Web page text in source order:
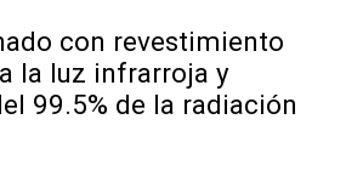
con revestimiento
la luz infrarroja y
99.5% de la radiación